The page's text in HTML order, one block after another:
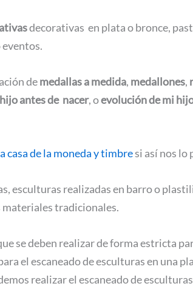
decorativas en plata o bronce,
demedallas a medida, medallones,
antes de nacer, oevolución de mi
casa de la moneda y timbresi así nos lo
esculturas realizadas en barro o
materiales tradicionales.
se deben realizar de forma estricta
el escaneado de esculturas en
realizar el escaneado de